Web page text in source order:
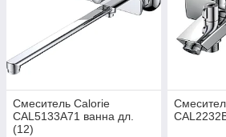
Смеситель Calorie
CAL5133A71 ванна дл.
(12)